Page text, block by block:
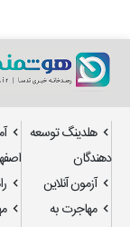
هلدینگ توسعه
دهندگان
آزمون آنلاین
مهاجرت به